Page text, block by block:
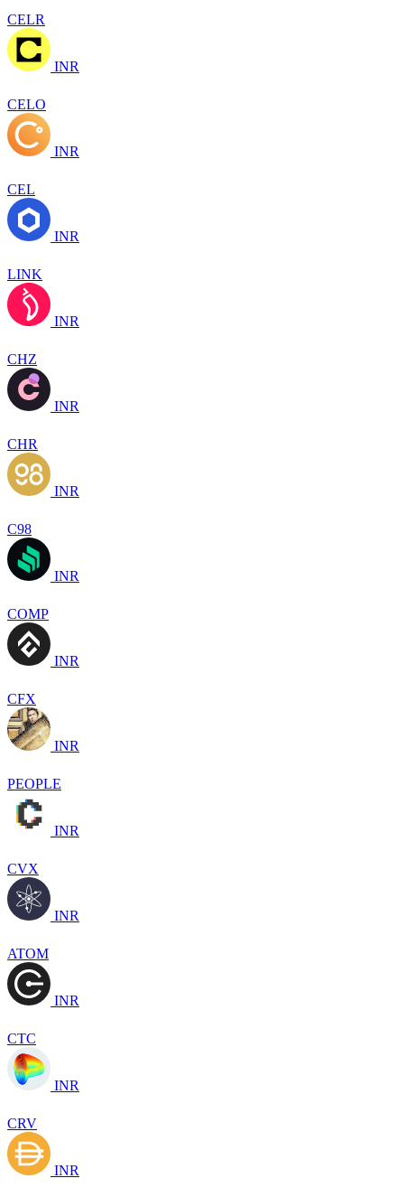
CELR
INR
CELO
INR
CEL
INR
LINK
INR
CHZ
INR
CHR
INR
C98
INR
COMP
INR
CFX
INR
PEOPLE
INR
CVX
INR
ATOM
INR
CTC
INR
CRV
INR